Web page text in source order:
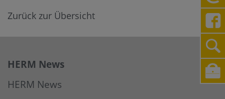
Zurück zur Übersicht
HERM News
HERM News